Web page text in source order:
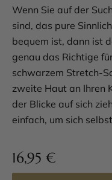
Wenn Sie auf der
sind, das pure
bequem ist, dann ist
genau das Richtige
schwarzem Stretch-
zweite Haut an Ihren
der Blicke auf sich
einfach, um sich
16,95 €